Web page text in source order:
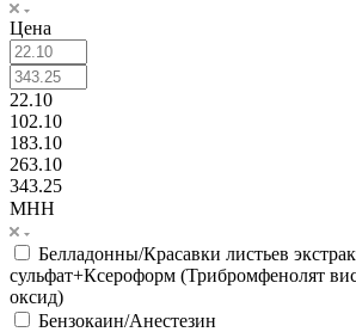
Цена
22.10
102.10
183.10
263.10
343.25
МНН
Белладонны/Красавки листьев
сульфат+Ксероформ (Трибромфенолят
оксид)
Бензокаин/Анестезин